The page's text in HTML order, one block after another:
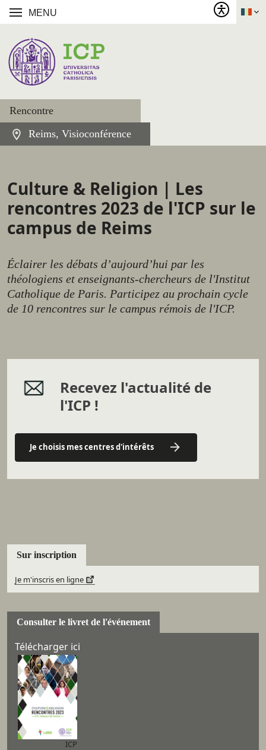
MENU
Rencontre
Reims, Visioconférence
Culture & Religion | Les
rencontres 2023 de l'ICP sur le
campus de Reims
Éclairer les débats d’aujourd’hui par les
théologiens et enseignants-chercheurs de l'Institut
Catholique de Paris. Participez au prochain cycle
de 10 rencontres sur le campus rémois de l'ICP.
Recevez l'actualité de
l'ICP !
Je choisis mes centres d'intérêts
Sur inscription
Je m'inscris en ligne
Consulter le livret de l'événement
Télécharger ici
ICP